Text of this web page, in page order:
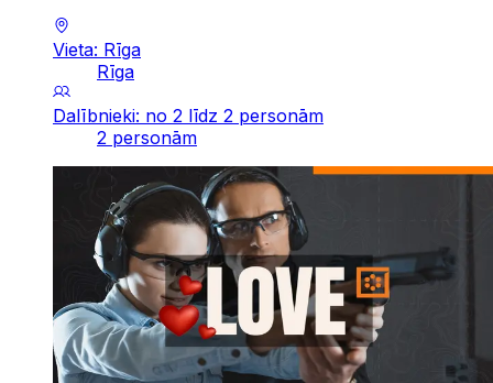
Vieta: Rīga
Rīga
Dalībnieki: no 2 līdz 2 personām
2 personām